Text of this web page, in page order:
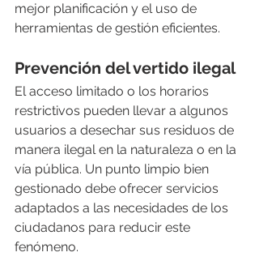
mejor planificación y el uso de
herramientas de gestión eficientes.
Prevención del vertido ilegal
El acceso limitado o los horarios
restrictivos pueden llevar a algunos
usuarios a desechar sus residuos de
manera ilegal en la naturaleza o en la
vía pública. Un punto limpio bien
gestionado debe ofrecer servicios
adaptados a las necesidades de los
ciudadanos para reducir este
fenómeno.